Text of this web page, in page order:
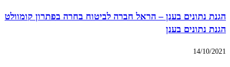
הגנת נתונים בענן – הראל חברה לביטוח בחרה בפתרון קומוולט
הגנת נתונים בענן
14/10/2021